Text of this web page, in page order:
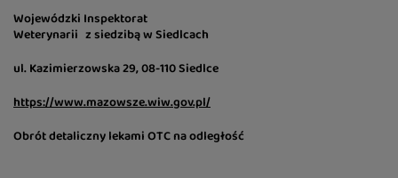
Wojewódzki Inspektorat
Weterynarii z siedzibą w Siedlcach
ul. Kazimierzowska 29, 08-110 Siedlce
https://www.mazowsze.wiw.gov.pl/
Obrót detaliczny lekami OTC na odległość